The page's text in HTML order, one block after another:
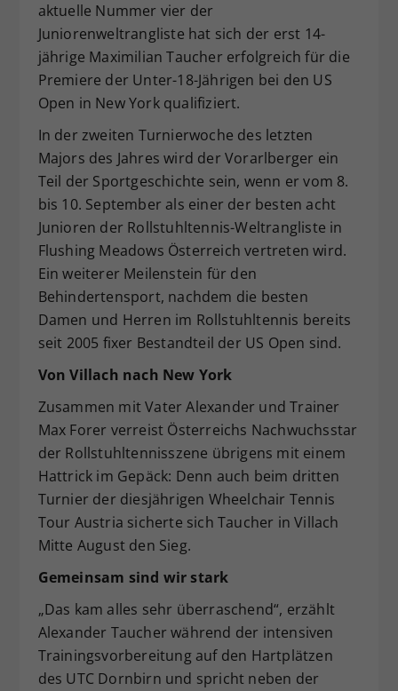
aktuelle Nummer vier der
Juniorenweltrangliste hat sich der erst 14-
jährige Maximilian Taucher erfolgreich für die
Premiere der Unter-18-Jährigen bei den US
Open in New York qualifiziert.
In der zweiten Turnierwoche des letzten
Majors des Jahres wird der Vorarlberger ein
Teil der Sportgeschichte sein, wenn er vom 8.
bis 10. September als einer der besten acht
Junioren der Rollstuhltennis-Weltrangliste in
Flushing Meadows Österreich vertreten wird.
Ein weiterer Meilenstein für den
Behindertensport, nachdem die besten
Damen und Herren im Rollstuhltennis bereits
seit 2005 fixer Bestandteil der US Open sind.
Von Villach nach New York
Zusammen mit Vater Alexander und Trainer
Max Forer verreist Österreichs Nachwuchsstar
der Rollstuhltennisszene übrigens mit einem
Hattrick im Gepäck: Denn auch beim dritten
Turnier der diesjährigen Wheelchair Tennis
Tour Austria sicherte sich Taucher in Villach
Mitte August den Sieg.
Gemeinsam sind wir stark
„Das kam alles sehr überraschend“, erzählt
Alexander Taucher während der intensiven
Trainingsvorbereitung auf den Hartplätzen
des UTC Dornbirn und spricht neben der
Zweck
Dieser Wert speichert Ihre Consent-
Einstellungen. Unter anderem eine
zufällig generierte ID, für die
historische Speicherung Ihrer
vorgenommen Einstellungen, falls der
hat.